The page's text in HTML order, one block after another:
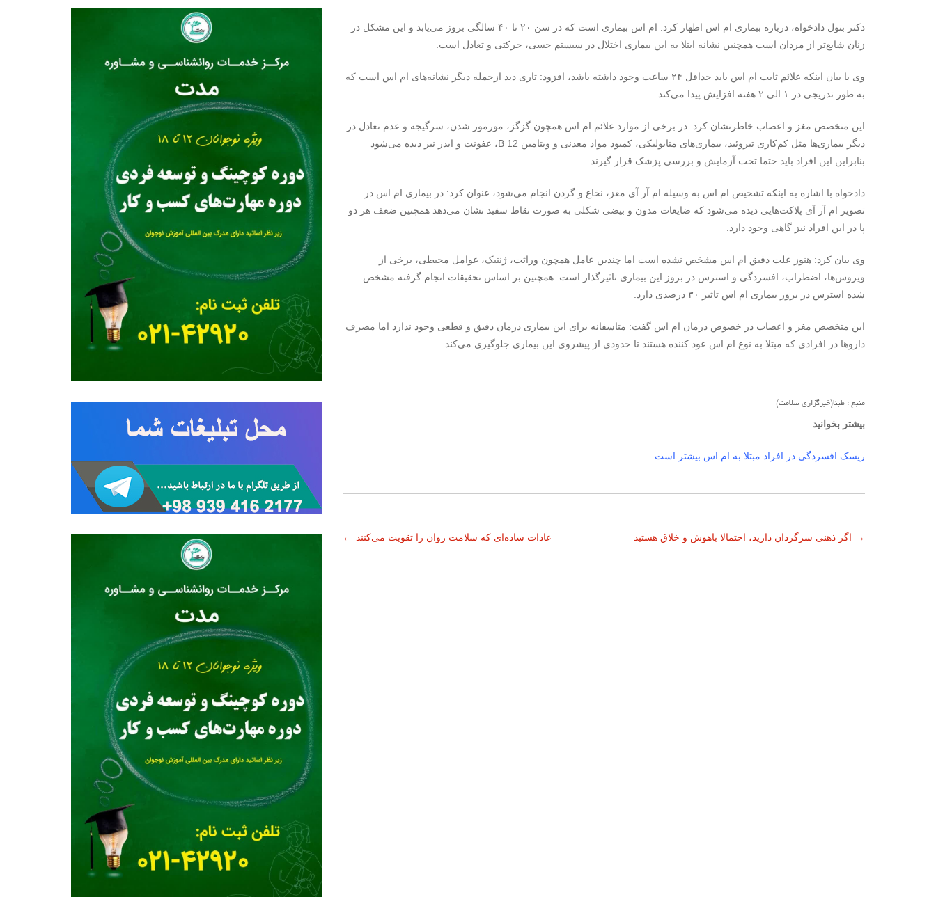
دکتر بتول دادخواه، درباره بیماری ام اس اظهار کرد: ام اس بیماری است که در سن ۲۰ تا ۴۰ سالگی بروز می‌یابد و این مشکل در
زنان شایع‌تر از مردان است همچنین نشانه ابتلا به این بیماری اختلال در سیستم حسی، حرکتی و تعادل است.
وی با بیان اینکه علائم ثابت ام اس باید حداقل ۲۴ ساعت وجود داشته باشد، افزود: تاری دید ازجمله دیگر نشانه‌های ام اس است که
به طور تدریجی در ۱ الی ۲ هفته افزایش پیدا می‌کند.
این متخصص مغز و اعصاب خاطرنشان کرد: در برخی از موارد علائم ام اس همچون گزگز، مورمور شدن، سرگیجه و عدم تعادل در
دیگر بیماری‌ها مثل کم‌کاری تیروئید، بیماری‌های متابولیکی، کمبود مواد معدنی و ویتامین B 12، عفونت و ایدز نیز دیده می‌شود
بنابراین این افراد باید حتما تحت آزمایش و بررسی پزشک قرار گیرند.
دادخواه با اشاره به اینکه تشخیص ام اس به وسیله ام آر آی مغز، نخاع و گردن انجام می‌شود، عنوان کرد: در بیماری ام اس در
تصویر ام آر آی پلاکت‌هایی دیده می‌شود که ضایعات مدون و بیضی شکلی به صورت نقاط سفید نشان می‌دهد همچنین ضعف هر دو
پا در این افراد نیز گاهی وجود دارد.
وی بیان کرد: هنوز علت دقیق ام اس مشخص نشده است اما چندین عامل همچون وراثت، ژنتیک، عوامل محیطی، برخی از
ویروس‌ها، اضطراب، افسردگی و استرس در بروز این بیماری تاثیرگذار است. همچنین بر اساس تحقیقات انجام گرفته مشخص
شده استرس در بروز بیماری ام اس تاثیر ۳۰ درصدی دارد.
این متخصص مغز و اعصاب در خصوص درمان ام اس گفت: متاسفانه برای این بیماری درمان دقیق و قطعی وجود ندارد اما مصرف
داروها در افرادی که مبتلا به نوع ام اس عود کننده هستند تا حدودی از پیشروی این بیماری جلوگیری می‌کند.
منبع : طبنا(خبرگزاری سلامت)
بیشتر بخوانید
ریسک افسردگی در افراد مبتلا به ام اس بیشتر است
ناوبری
← عادات ساده‌ای که سلامت روان را تقویت می‌کنند اگر ذهنی سرگردان دارید، احتمالا باهوش و خلاق هستید →